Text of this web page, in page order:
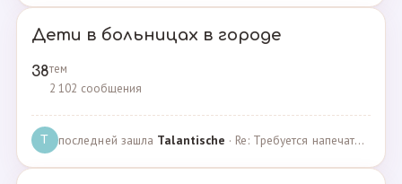
Дети в больницах в городе
38тем
2 102 сообщения
T последней зашла Talantische · Re: Требуется напечатать бейджики · 09.02.2024